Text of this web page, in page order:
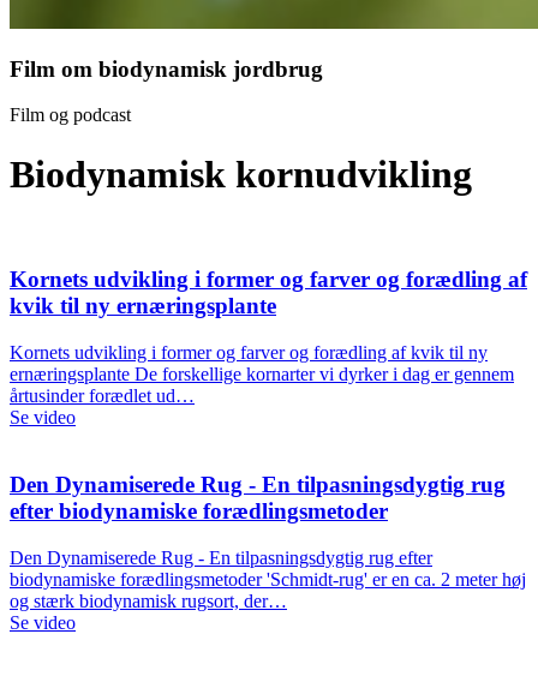
Film om biodynamisk jordbrug
Film og podcast
Biodynamisk kornudvikling
Kornets udvikling i former og farver og forædling af
kvik til ny ernæringsplante
Kornets udvikling i former og farver og forædling af kvik til ny
ernæringsplante De forskellige kornarter vi dyrker i dag er gennem
årtusinder forædlet ud…
Se video
Den Dynamiserede Rug - En tilpasningsdygtig rug
efter biodynamiske forædlingsmetoder
Den Dynamiserede Rug - En tilpasningsdygtig rug efter
biodynamiske forædlingsmetoder 'Schmidt-rug' er en ca. 2 meter høj
og stærk biodynamisk rugsort, der…
Se video